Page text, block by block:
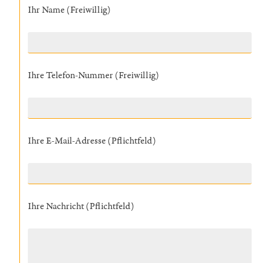
Ihr Name (Freiwillig)
Ihre Telefon-Nummer (Freiwillig)
Ihre E-Mail-Adresse (Pflichtfeld)
Ihre Nachricht (Pflichtfeld)